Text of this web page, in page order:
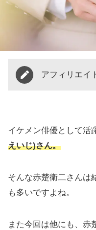
アフィリエイ
イケメン俳優として活
えいじ)さん。
そんな赤楚衛二さんは
も多いですよね。
また今回は他にも、赤